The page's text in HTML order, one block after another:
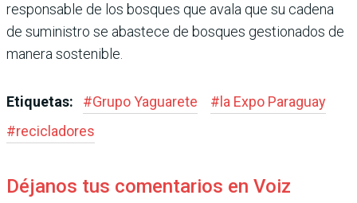
responsable de los bosques que avala que su cadena
de suministro se abastece de bosques gestionados de
manera sostenible.
Etiquetas: #Grupo Yaguarete # la Expo Paraguay
#recicladores
Déjanos tus comentarios en Voiz